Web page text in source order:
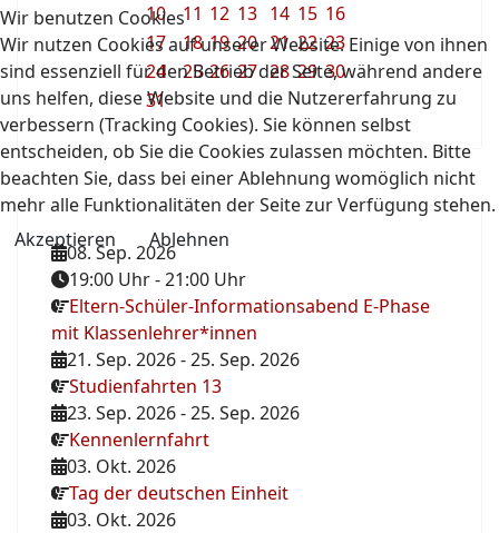
10
11 12 13 14 15 16
17
18 19 20 21 22 23
24
25 26 27 28 29 30
31
08. Sep. 2026
19:00 Uhr-21:00 Uhr
Eltern-Schüler-Informationsabend E-Phase
mit Klassenlehrer*innen
21. Sep. 2026-25. Sep. 2026
Studienfahrten 13
23. Sep. 2026-25. Sep. 2026
Kennenlernfahrt
03. Okt. 2026
Tag der deutschen Einheit
03. Okt. 2026
Wir benutzen Cookies
Wir nutzen Cookies auf unserer Website. Einige von ihnen
sind essenziell für den Betrieb der Seite, während andere
uns helfen, diese Website und die Nutzererfahrung zu
verbessern (Tracking Cookies). Sie können selbst
entscheiden, ob Sie die Cookies zulassen möchten. Bitte
beachten Sie, dass bei einer Ablehnung womöglich nicht
mehr alle Funktionalitäten der Seite zur Verfügung stehen.
Akzeptieren
Ablehnen